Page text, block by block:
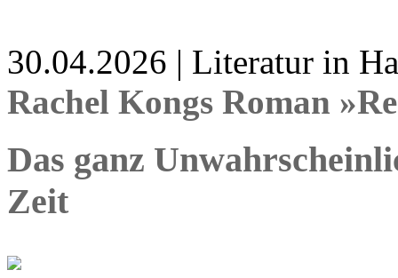
30.04.2026 | Literatur in
Rachel Kongs Roman
Das ganz
Zeit